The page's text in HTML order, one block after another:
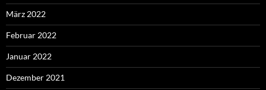
März 2022
Februar 2022
Januar 2022
Dezember 2021